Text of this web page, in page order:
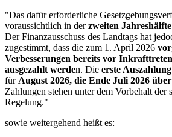
"Das dafür erforderliche
voraussichtlich in derzweiten
Der Finanzausschuss des Landtags hat
zugestimmt, dass die zum 1. April 2026
Verbesserungen bereits vor Inkrafttreten
ausgezahlt werden. Die erste Auszahlung
für August 2026, die Ende Juli 2026
Zahlungen stehen unter dem Vorbehalt der
Regelung."
sowie weitergehend heißt es: